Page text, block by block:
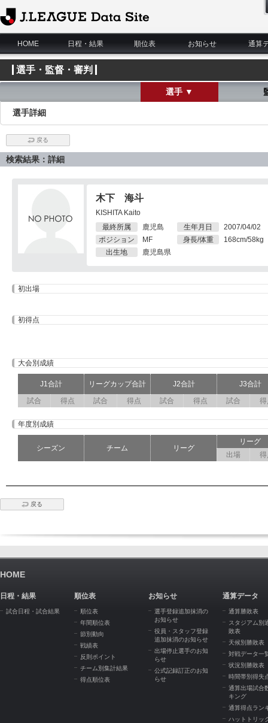
J.League Data Site
HOME
日程・結果 順位表 お知らせ 通算
選手・監督・審判
選手 ▼
選手詳細
戻る
検索結果：詳細
木下 海斗
KISHITA Kaito
最終所属
鹿児島
ポジション
MF
出生地
鹿児島県
生年月日
2007/04/02
身長/体重
168cm/58kg
初出場
初得点
大会別成績
J1合計 リーグカップ合計 J2合計
J3合計
試合
得点 試合 得点 試合 得点 試合 得
年度別成績
シーズン チーム リーグ
リーグ
出場
得
戻る
HOME
日程・結果
試合日程・試合結果
順位表
順位表
年間順位表
節別動向
戦績表
反則ポイント
チーム別集計結果
得点順位表
お知らせ
選手登録追加抹消の
お知らせ
役員・スタッフ登録
追加抹消のお知らせ
出場停止選手のお知
らせ
公式記録訂正のお知
らせ
通算データ
通算勝敗表
スタジアム別
敗表
天候別勝敗表
対戦データ一
状況別勝敗表
時間帯別得失
通算出場試合
キング
通算得点ラン
ハットトリッ